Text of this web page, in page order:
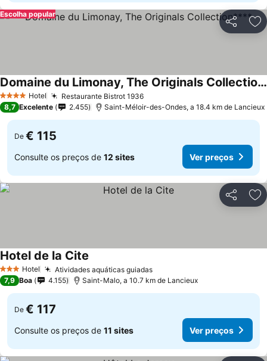
Partilhar
Escolha popular
4 EstrelasHotel Restaurante Bistrot 1936
Domaine du Limonay, The Originals Collection****
8,7 Excelente 2.455 Saint-Méloir-des-Ondes, a 18.4 km de Lancieux
De € 115
Consulte os preços de 12 sites Ver preços
Partilhar
3 EstrelasHotel Atividades aquáticas guiadas
Hotel de la Cite
7,9 Boa 4.155 Saint-Malo, a 10.7 km de Lancieux
De € 117
Consulte os preços de 11 sites Ver preços